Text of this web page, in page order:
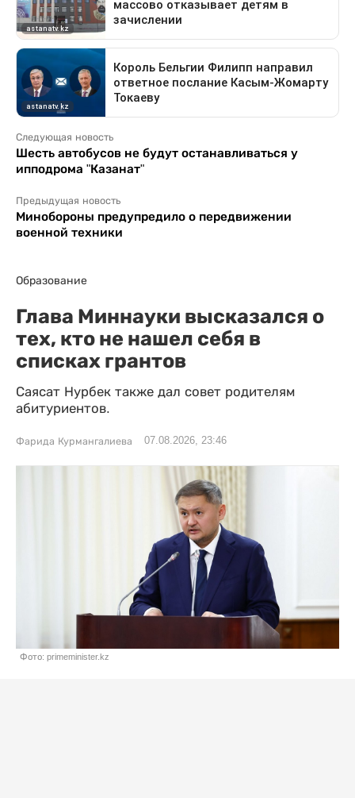
Следующая новость
Шесть автобусов не будут останавливаться у
ипподрома "Казанат"
Предыдущая новость
Минобороны предупредило о передвижении
военной техники
Образование
Глава Миннауки высказался о
тех, кто не нашел себя в
списках грантов
Саясат Нурбек также дал совет родителям
абитуриентов.
Фарида Курмангалиева 07.08.2026, 23:46
Фото: primeminister.kz